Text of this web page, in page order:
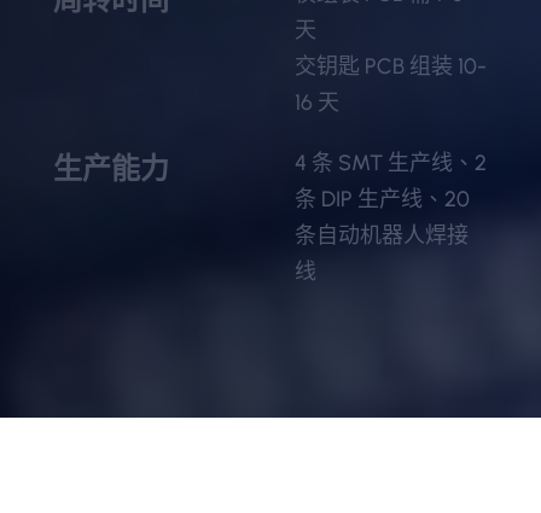
天
交钥匙 PCB 组装 10-
16 天
生产能力
4 条 SMT 生产线、2
条 DIP 生产线、20
条自动机器人焊接
线